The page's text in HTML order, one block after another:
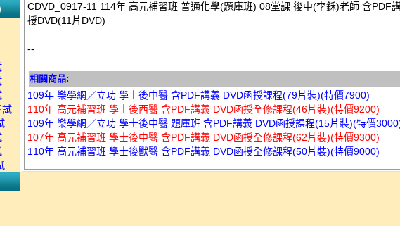
試
CDVD_0917-11 114年 高元補習班 普通化學(題庫班) 08堂課 後中(李鉌)老師 含PDF
授DVD(11片DVD)
--
相關商品:
109年 樂學網／立功 學士後中醫 含PDF講義 DVD函授課程(79片裝)(特價7900)
110年 高元補習班 學士後西醫 含PDF講義 DVD函授全修課程(46片裝)(特價9200)
109年 樂學網／立功 學士後中醫 題庫班 含PDF講義 DVD函授課程(15片裝)(特價
107年 高元補習班 學士後中醫 含PDF講義 DVD函授全修課程(62片裝)(特價9300)
110年 高元補習班 學士後獸醫 含PDF講義 DVD函授全修課程(50片裝)(特價9000)